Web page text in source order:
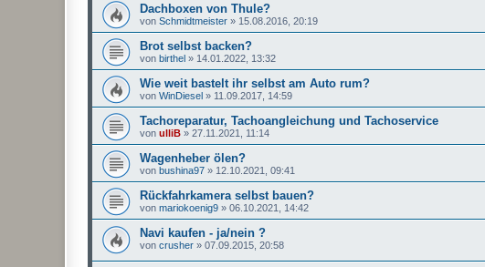
Dachboxen von Thule?
von Schmidtmeister » 15.08.2016, 20:19
Brot selbst backen?
von birthel » 14.01.2022, 13:32
Wie weit bastelt ihr selbst am Auto rum?
von WinDiesel » 11.09.2017, 14:59
Tachoreparatur, Tachoangleichung und Tachoservice
von ulliB » 27.11.2021, 11:14
Wagenheber ölen?
von bushina97 » 12.10.2021, 09:41
Rückfahrkamera selbst bauen?
von mariokoenig9 » 06.10.2021, 14:42
Navi kaufen - ja/nein ?
von crusher » 07.09.2015, 20:58